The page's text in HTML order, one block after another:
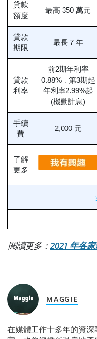
貸款
額度
最高 350 萬元
貸款
期限
最長 7 年
貸款
利率
前2期年利率
0.88%，第3期起
年利率2.99%起
(機動計息)
手續
費
2,000 元
了解
更多
閱讀更多： 2021 年各
MAGGIE
在媒體工作十多年的資